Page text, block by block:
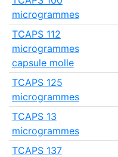
microgrammes
TCAPS 112
microgrammes
capsule molle
TCAPS 125
microgrammes
TCAPS 13
microgrammes
TCAPS 137